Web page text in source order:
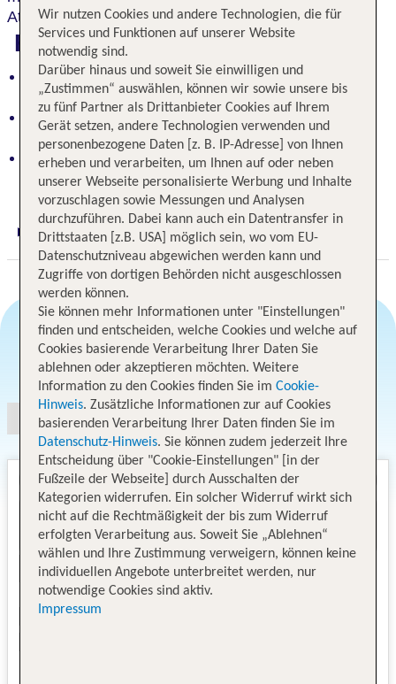
Atmosphäre.
Highlights
Seit 130 Jahren in Familienbesitz – herzliche
Tradition
Perfekte Gastlichkeit in fröhlich-familiärer
Atmosphäre
Idealer Startpunkt an Jungbrunnen und
"Bummelallee" für unvergessliche Ausflüge
Digitaler und telefonischer 24/7 TUI Service
Angebotsauswahl
Wir nutzen Cookies und andere Technologien, die für
Services und Funktionen auf unserer Website
notwendig sind.
Darüber hinaus und soweit Sie einwilligen und
„Zustimmen“ auswählen, können wir sowie unsere bis
zu fünf Partner als Drittanbieter Cookies auf Ihrem
Gerät setzen, andere Technologien verwenden und
personenbezogene Daten [z. B. IP-Adresse] von Ihnen
erheben und verarbeiten, um Ihnen auf oder neben
unserer Webseite personalisierte Werbung und Inhalte
vorzuschlagen sowie Messungen und Analysen
durchzuführen. Dabei kann auch ein Datentransfer in
Drittstaaten [z.B. USA] möglich sein, wo vom EU-
Datenschutzniveau abgewichen werden kann und
Zugriffe von dortigen Behörden nicht ausgeschlossen
werden können.
Sie können mehr Informationen unter "Einstellungen"
finden und entscheiden, welche Cookies und welche auf
Cookies basierende Verarbeitung Ihrer Daten Sie
ablehnen oder akzeptieren möchten. Weitere
Information zu den Cookies finden Sie im Cookie-
Hinweis. Zusätzliche Informationen zur auf Cookies
basierenden Verarbeitung Ihrer Daten finden Sie im
Datenschutz-Hinweis. Sie können zudem jederzeit Ihre
Entscheidung über "Cookie-Einstellungen" [in der
Fußzeile der Webseite] durch Ausschalten der
Kategorien widerrufen. Ein solcher Widerruf wirkt sich
nicht auf die Rechtmäßigkeit der bis zum Widerruf
erfolgten Verarbeitung aus. Soweit Sie „Ablehnen“
wählen und Ihre Zustimmung verweigern, können keine
individuellen Angebote unterbreitet werden, nur
notwendige Cookies sind aktiv.
Impressum